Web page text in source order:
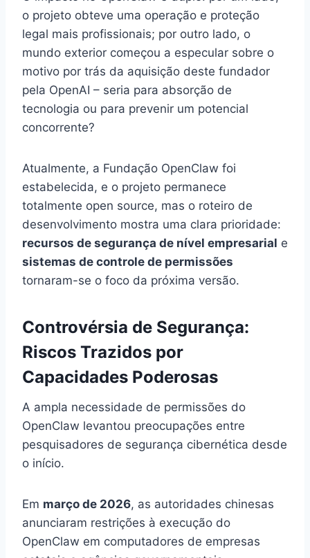
o projeto obteve uma operação e proteção
legal mais profissionais; por outro lado, o
mundo exterior começou a especular sobre o
motivo por trás da aquisição deste fundador
pela OpenAI – seria para absorção de
tecnologia ou para prevenir um potencial
concorrente?
Atualmente, a Fundação OpenClaw foi
estabelecida, e o projeto permanece
totalmente open source, mas o roteiro de
desenvolvimento mostra uma clara prioridade:
recursos de segurança de nível empresarial e
sistemas de controle de permissões
tornaram-se o foco da próxima versão.
Controvérsia de Segurança:
Riscos Trazidos por
Capacidades Poderosas
A ampla necessidade de permissões do
OpenClaw levantou preocupações entre
pesquisadores de segurança cibernética desde
o início.
Em março de 2026, as autoridades chinesas
anunciaram restrições à execução do
OpenClaw em computadores de empresas